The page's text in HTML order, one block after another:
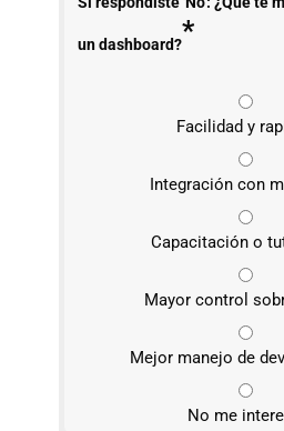
un dashboard?*
Facilidad y
Integración con
Capacitación o
Mayor control
Mejor manejo de
No me